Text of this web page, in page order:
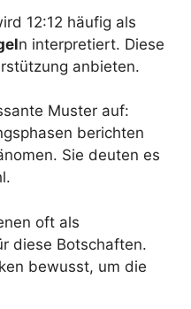
12:12 häufig als
n interpretiert. Diese
anbieten.
Muster auf:
berichten
Sie deuten es
oft als
diese Botschaften.
bewusst, um die